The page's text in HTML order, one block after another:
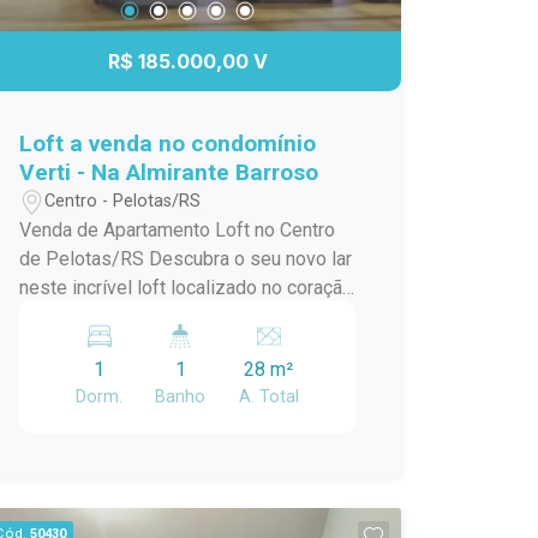
R$ 185.000,00 V
Loft a venda no condomínio
Verti - Na Almirante Barroso
Centro - Pelotas/RS
Venda de Apartamento Loft no Centro
de Pelotas/RS Descubra o seu novo lar
neste incrível loft localizado no coração
em um condomínio em construção,
oferece o melhor da modernidade e
conforto, ideal para quem busca
passos de tudo que precisa:
1
Dorm.
1
Banho
28 m²
A. Total
50430